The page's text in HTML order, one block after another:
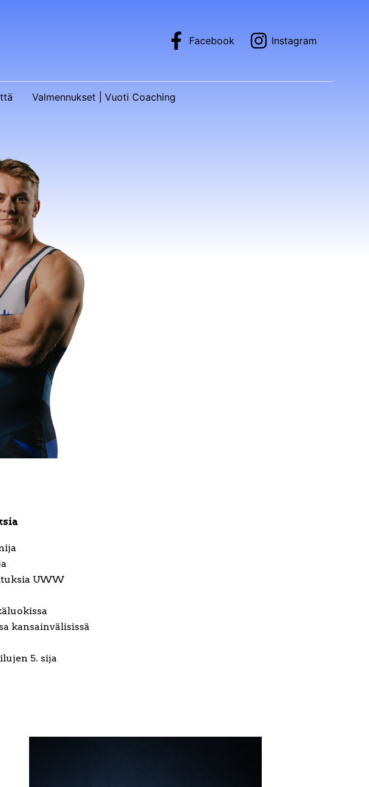
Facebook
Instagram
Valmennukset | Vuoti Coaching
UWW
kansainvälisissä
5. sija